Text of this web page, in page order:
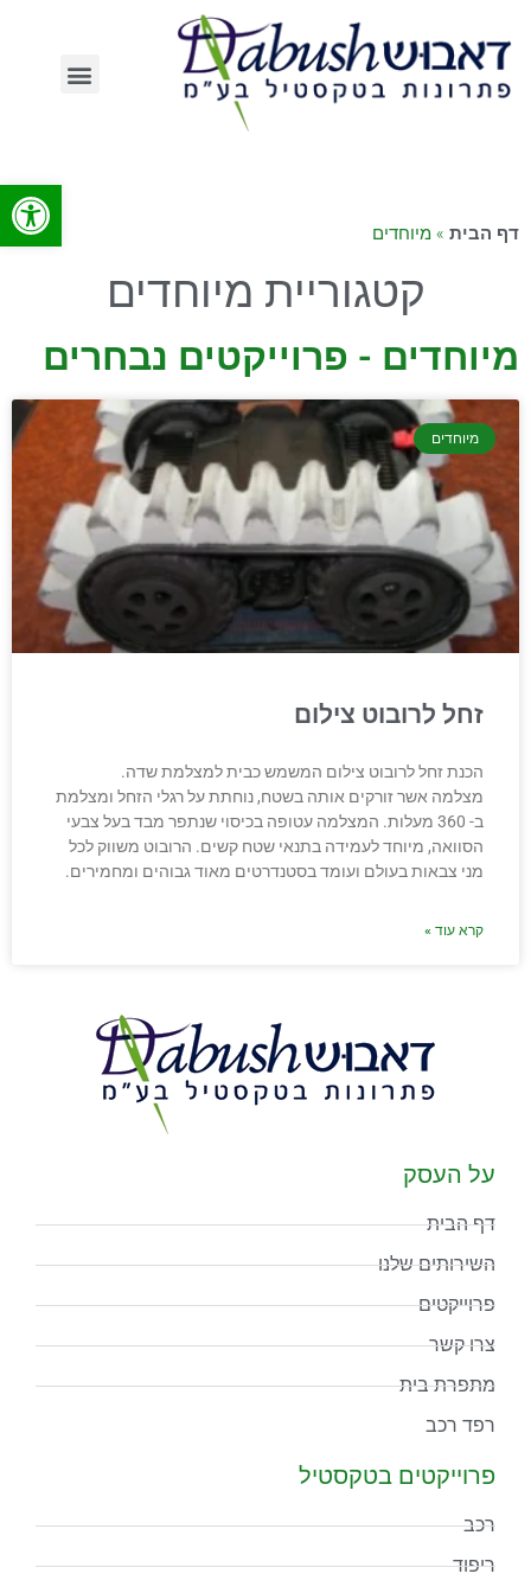
פתח
דף הבית » מיוחדים
קטגוריית מיוחדים
מיוחדים - פרוייקטים נבחרים
מיוחדים
זחל לרובוט צילום
הכנת זחל לרובוט צילום המשמש כבית למצלמת שדה.
מצלמה אשר זורקים אותה בשטח, נוחתת על רגלי הזחל ומצלמת
ב- 360 מעלות. המצלמה עטופה בכיסוי שנתפר מבד בעל צבעי
הסוואה, מיוחד לעמידה בתנאי שטח קשים. הרובוט משווק לכל
מני צבאות בעולם ועומד בסטנדרטים מאוד גבוהים ומחמירים.
קרא עוד »
על העסק
דף הבית
השירותים שלנו
פרוייקטים
צרו קשר
מתפרת בית
רפד רכב
פרוייקטים בטקסטיל
רכב
ריפוד